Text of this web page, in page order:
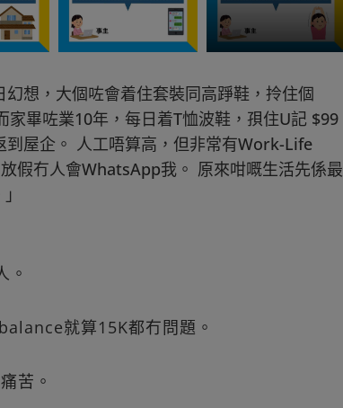
想，大個咗會着住套裝同高踭鞋，拎住個
家畢咗業10年，每日着T恤波鞋，孭住U記 $99
到屋企。 人工唔算高，但非常有Work-Life
假冇人會WhatsApp我。 原來咁嘅生活先係最
。
就算15K都冇問題。
苦。